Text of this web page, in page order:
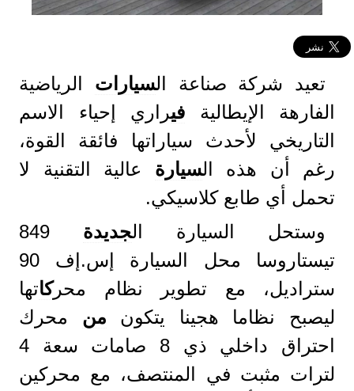
تعيد شركة صناعة السيارات الرياضية
الفارهة الإيطالية فيراري إحياء الاسم
التاريخي لأحدث سياراتها فائقة القوة،
رغم أن هذه السيارة عالية التقنية لا
تحمل أي طابع كلاسيكي.
وستحل السيارة الجديدة
849
تيستاروسا محل السيارة إس.إف 90
ستراديل، مع تطوير نظام محركاتها
ليصبح نظاما هجينا يتكون من محرك
احتراق داخلي ذي 8 صامات سعة 4
لترات مثبت في المنتصف، مع محركين